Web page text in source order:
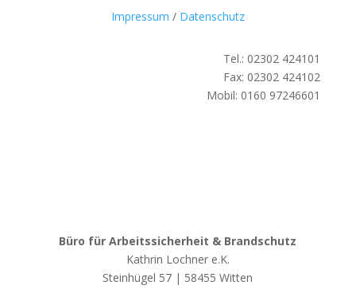
Impressum / Datenschutz
Tel.: 02302 424101
Fax: 02302 424102
Mobil: 0160 97246601
Büro für Arbeitssicherheit & Brandschutz
Kathrin Lochner e.K.
Steinhügel 57 | 58455 Witten